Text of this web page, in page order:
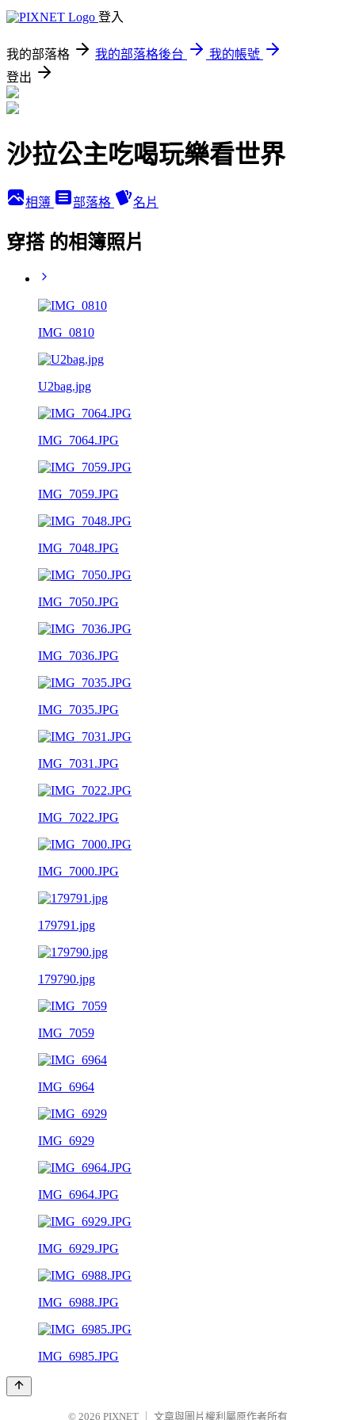
登入
我的部落格 我的部落格後台
我的帳號
登出
沙拉公主吃喝玩樂看世界
相簿 部落格 名片
穿搭 的相簿照片
IMG_0810
U2bag.jpg
IMG_7064.JPG
IMG_7059.JPG
IMG_7048.JPG
IMG_7050.JPG
IMG_7036.JPG
IMG_7035.JPG
IMG_7031.JPG
IMG_7022.JPG
IMG_7000.JPG
179791.jpg
179790.jpg
IMG_7059
IMG_6964
IMG_6929
IMG_6964.JPG
IMG_6929.JPG
IMG_6988.JPG
IMG_6985.JPG
© 2026 PIXNET 文章與圖片權利屬原作者所有